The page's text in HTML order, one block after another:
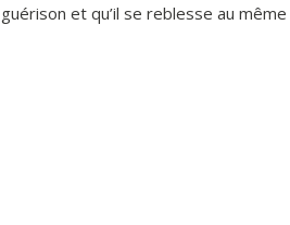
et qu’il se reblesse au même